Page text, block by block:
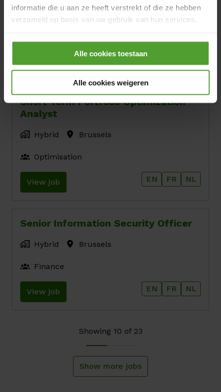
informatie die u aan ze heeft verstrekt of die ze hebben
verzameld op basis van uw gebruik van hun services.
Door op de knop “Alle cookies weigeren” te klikken, kunt
u ervoor kiezen om alle cookies te weigeren, behalve de
noodzakelijke cookies. De noodzakelijke cookies zijn
nodig voor het goed functioneren van de website(s) en
Alle cookies toestaan
Alle cookies weigeren
Hybrid Brussels
EN
Short Term Portfolio Optimization
Analyst
Hybrid Brussels
Optimisation
View job EN FR NL
Senior Information Security Officer
Hybrid Brussels
Finance
View job EN FR NL
Showing 10 of 23
Show more jobs